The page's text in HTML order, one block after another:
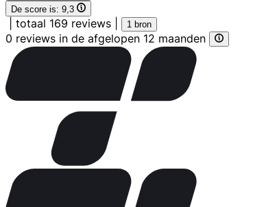
De score is: 9,3
totaal 169 reviews 1 bron
0 reviews in de afgelopen 12 maanden